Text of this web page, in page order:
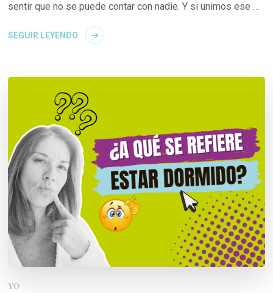
sentir que no se puede contar con nadie. Y si unimos ese …
SEGUIR LEYENDO
YO